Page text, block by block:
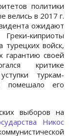
политики
велись в 2017 г.
ожидают
киприоты
турецких войск,
гарантию своей
критике
туркам-
его
выборов на
Никос